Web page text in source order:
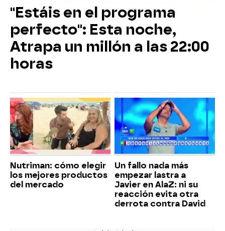
"Estáis en el programa
perfecto": Esta noche,
Atrapa un millón a las 22:00
horas
Nutriman: cómo elegir
los mejores productos
del mercado
Un fallo nada más
empezar lastra a
Javier en AlaZ: ni su
reacción evita otra
derrota contra David